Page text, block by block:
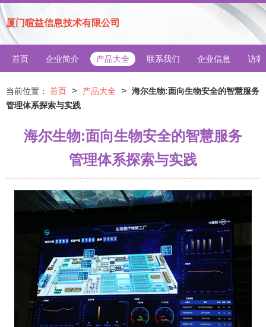
厦门暄益信息技术有限公司
首页 企业简介 产品大全 联系我们 企业信息 访客
当前位置： 首页 > 产品大全 > 海尔生物:面向生物安全的智慧服务
管理体系探索与实践
海尔生物:面向生物安全的智慧服务
管理体系探索与实践